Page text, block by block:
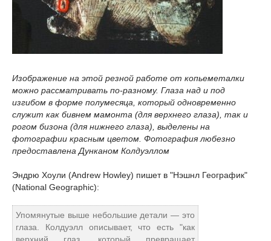
Изображение на этой резной работе от копьеметалки
можно рассматривать по-разному. Глаза над и под
изгибом в форме полумесяца, который одновременно
служит как бивнем мамонта (для верхнего глаза), так и
рогом бизона (для нижнего глаза), выделены на
фотографии красным цветом. Фотография любезно
предоставлена Дунканом Колдуэллом
Эндрю Хоули (Andrew Howley) пишет в "Нэшнл Географик"
(National Geographic):
Упомянутые выше небольшие детали — это
глаза. Колдуэлл описывает, что есть "как
верхний глаз, который превращает